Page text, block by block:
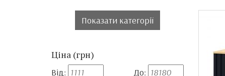
Показати категорії
Ціна (грн)
Від: До: